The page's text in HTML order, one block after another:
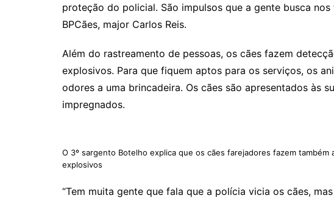
proteção do policial. São impulsos que a gente busca
BPCães, major Carlos Reis.
Além do rastreamento de pessoas, os cães fazem
explosivos. Para que fiquem aptos para os serviços, os
odores a uma brincadeira. Os cães são apresentados às
impregnados.
O 3º sargento Botelho explica que os cães farejadores fazem também
explosivos
“Tem muita gente que fala que a polícia vicia os cães,